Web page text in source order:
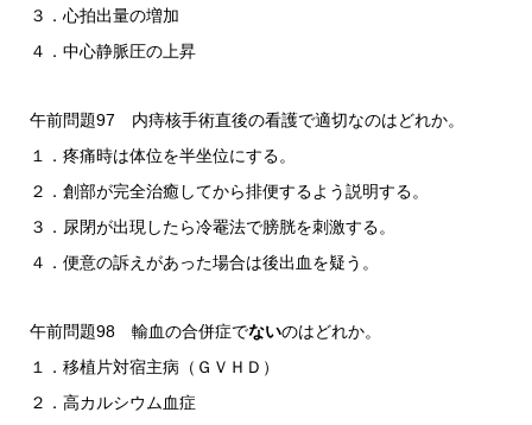
３．心拍出量の増加
４．中心静脈圧の上昇
午前問題97 内痔核手術直後の看護で適切なのはどれか。
１．疼痛時は体位を半坐位にする。
２．創部が完全治癒してから排便するよう説明する。
３．尿閉が出現したら冷罨法で膀胱を刺激する。
４．便意の訴えがあった場合は後出血を疑う。
午前問題98 輸血の合併症でないのはどれか。
１．移植片対宿主病（ＧＶＨＤ）
２．高カルシウム血症